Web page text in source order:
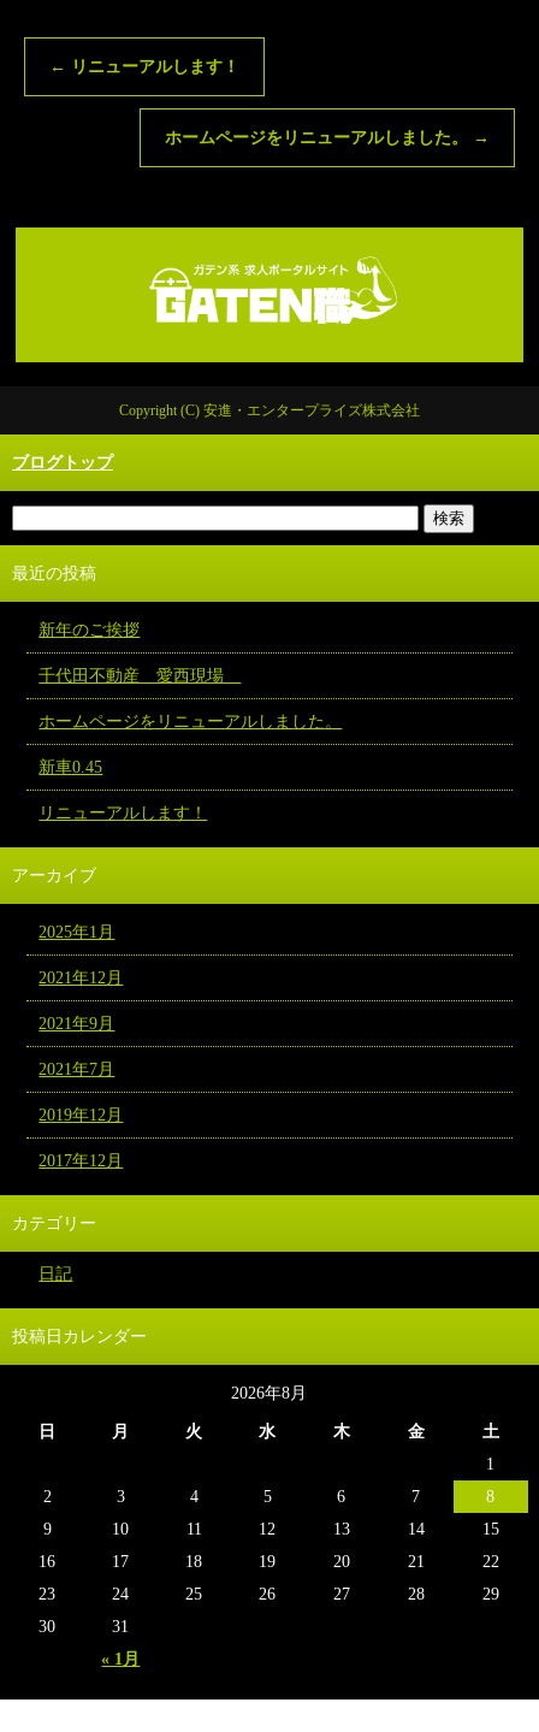
← リニューアルします！
ホームページをリニューアルしました。 →
Copyright (C) 安進・エンタープライズ株式会社
ブログトップ
最近の投稿
新年のご挨拶
千代田不動産 愛西現場
ホームページをリニューアルしました。
新車0.45
リニューアルします！
アーカイブ
2025年1月
2021年12月
2021年9月
2021年7月
2019年12月
2017年12月
カテゴリー
日記
投稿日カレンダー
2026年8月
日 月 火 水 木 金 土
« 1月
1
2
3 4 5 6 7
8
9
10 11 12 13 14
15
16
17 18 19 20 21
22
23
24 25 26 27 28
29
30
31